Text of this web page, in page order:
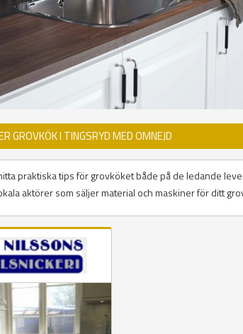
GROVKÖK I TINGSRYD MED OMNEJD
praktiska tips för grovköket både på de ledande
aktörer som säljer material och maskiner för ditt